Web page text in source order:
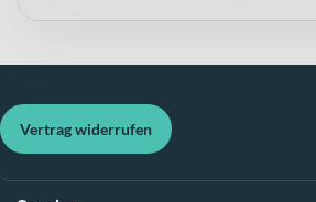
Vertrag widerrufen